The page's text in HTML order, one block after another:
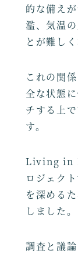
的な備え
濫、気温
とが難し
これの関
全な状態
チする上
す。
Living in
ロジェク
を深める
しました。
調査と議